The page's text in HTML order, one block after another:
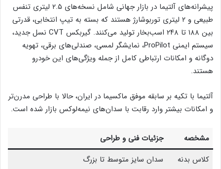
پیشرانه‌های آلتیما در بازار جهانی شامل نسخه‌های ۲.۵ لیتری تنفس
طبیعی و ۲ لیتری توربوشارژ هستند که بسته به تیپ انتخابی، قدرتی
بین ۱۸۸ تا ۲۴۸ اسب‌بخار تولید می‌کنند. گیربکس CVT نسل جدید،
سیستم ایمنی ProPilot، نمایشگر لمسی، صندلی‌های برقی، تهویه
دوگانه و امکانات ارتباطی کامل از جمله ویژگی‌های این خودرو
هستند.
آلتیما با تکیه بر سابقه موفق ماکسیما در ایران، حالا با طراحی مدرن‌تر
و امکانات بیشتر وارد رقابت با سدان‌های نیمه‌لوکس بازار شده است.
مشخصه
جزئیات فنی و طراحی
کلاس بدنه
سدان سایز متوسط تا بزرگ